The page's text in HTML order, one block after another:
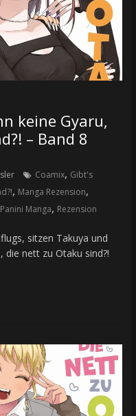
keine Gyaru,
– Band 8
Coamix, Gibt's
, Manga Rezension,
Panini Manga, Rezension
sitzen Takuya und
die nett zu Otaku sind?!